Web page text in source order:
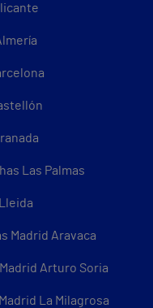
Las Palmas
Madrid Aravaca
Arturo Soria
La Milagrosa